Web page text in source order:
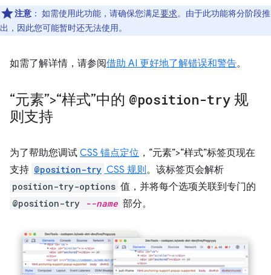
注意 ： 如需使用此功能，请确保您满足要求。由于此功能将分阶段推
出，因此您可能暂时还无法使用。
如需了解详情，请参阅借助 AI 更好地了解错误和警告。
“元素”>“样式”中的 @position-try 规
则支持
为了帮助您调试 CSS 锚点定位 ，“元素”>“样式”标签页现在
支持 @position-try CSS 规则。 该标签页会解析
position-try-options 值，并将每个选项关联到专门的
@position-try --name 部分。